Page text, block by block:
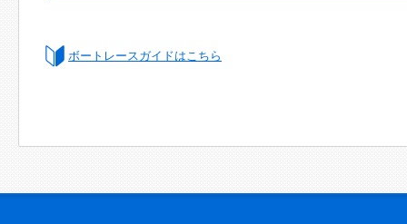
ボートレースガイドはこちら